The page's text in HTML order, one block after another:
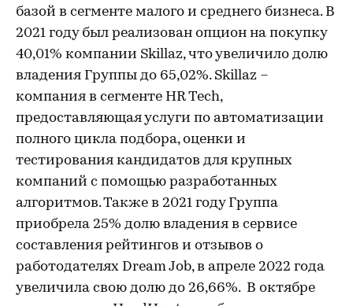
базой в сегменте малого и среднего бизнеса. В
2021 году был реализован опцион на покупку
40,01% компании Skillaz, что увеличило долю
владения Группы до 65,02%. Skillaz –
компания в сегменте HR Tech,
предоставляющая услуги по автоматизации
полного цикла подбора, оценки и
тестирования кандидатов для крупных
компаний с помощью разработанных
алгоритмов. Также в 2021 году Группа
приобрела 25% долю владения в сервисе
составления рейтингов и отзывов о
работодателях Dream Job, в апреле 2022 года
увеличила свою долю до 26,66%. В октябре